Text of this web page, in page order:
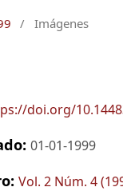
/ Imágenes
doi.org/
01-01-1999
Vol. 2 Núm. 4